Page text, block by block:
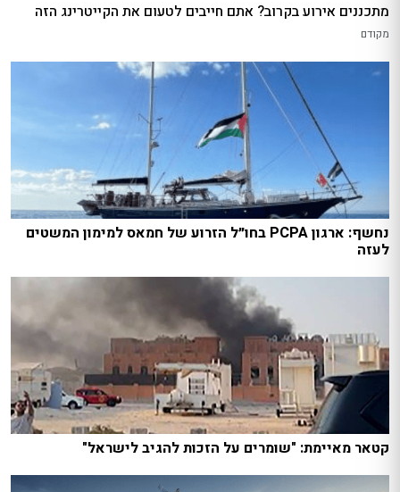
מתכננים אירוע בקרוב? אתם חייבים לטעום את הקייטרינג הזה
מקודם
נחשף: ארגון PCPA בחו״ל הזרוע של חמאס למימון המשטים
לעזה
קטאר מאיימת: "שומרים על הזכות להגיב לישראל"